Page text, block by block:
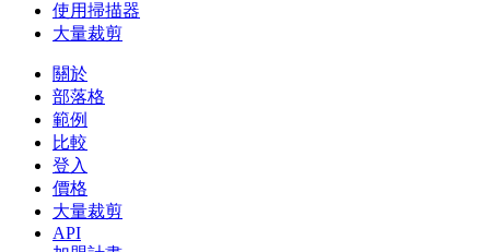
使用掃描器
大量裁剪
關於
部落格
範例
比較
登入
價格
大量裁剪
API